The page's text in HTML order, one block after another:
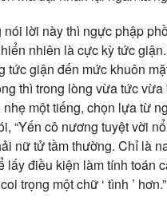
nói lời này thì ngực phập
nhiên là cực kỳ tức
tức giận đến mức khuôn
thì trong lòng vừa tức
nhẹ một tiếng, chọn lựa từ
“Yến cô nương tuyệt vời
nữ tử tầm thường. Chỉ là
lấy điều kiện làm tính toán
trọng một chữ ‘ tình ’ hơn.”